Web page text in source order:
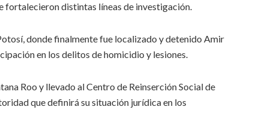
fortalecieron distintas líneas de investigación.
donde finalmente fue localizado y detenido Amir
en los delitos de homicidio y lesiones.
Roo y llevado al Centro de Reinserción Social de
que definirá su situación jurídica en los